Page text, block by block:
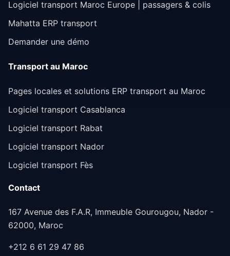
Logiciel transport Maroc Europe | passagers & colis
Mahatta ERP transport
Demander une démo
Transport au Maroc
Pages locales et solutions ERP transport au Maroc
Logiciel transport Casablanca
Logiciel transport Rabat
Logiciel transport Nador
Logiciel transport Fès
Contact
167 Avenue des F.A.R, Immeuble Gourougou, Nador -
62000, Maroc
+212 6 61 29 47 86